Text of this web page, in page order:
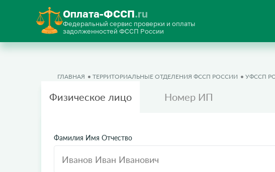
Оплата-ФССП.ru
Федеральный сервис проверки и оплаты
задолженностей ФССП России
ГЛАВНАЯ ТЕРРИТОРИАЛЬНЫЕ ОТДЕЛЕНИЯ ФССП РОССИИ УФССП
Физическое лицо Номер ИП
Фамилия Имя Отчество